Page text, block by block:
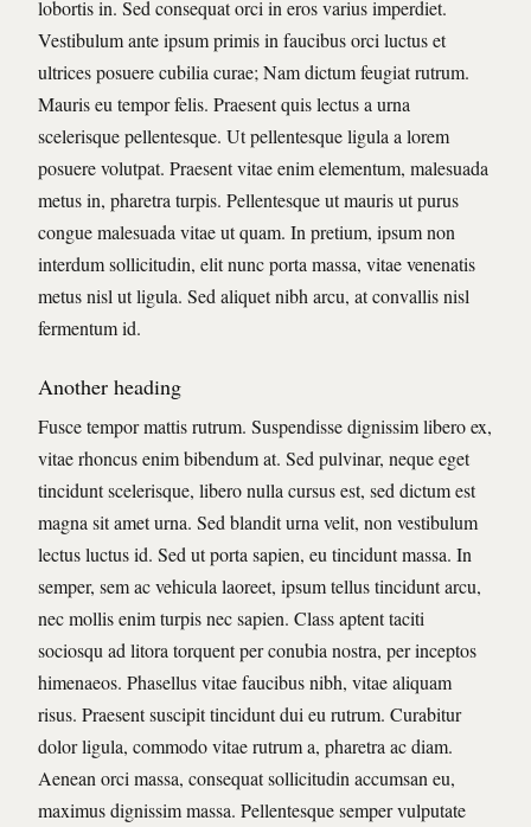
lobortis in. Sed consequat orci in eros varius imperdiet.
Vestibulum ante ipsum primis in faucibus orci luctus et
ultrices posuere cubilia curae; Nam dictum feugiat rutrum.
Mauris eu tempor felis. Praesent quis lectus a urna
scelerisque pellentesque. Ut pellentesque ligula a lorem
posuere volutpat. Praesent vitae enim elementum, malesuada
metus in, pharetra turpis. Pellentesque ut mauris ut purus
congue malesuada vitae ut quam. In pretium, ipsum non
interdum sollicitudin, elit nunc porta massa, vitae venenatis
metus nisl ut ligula. Sed aliquet nibh arcu, at convallis nisl
fermentum id.
Another heading
Fusce tempor mattis rutrum. Suspendisse dignissim libero ex,
vitae rhoncus enim bibendum at. Sed pulvinar, neque eget
tincidunt scelerisque, libero nulla cursus est, sed dictum est
magna sit amet urna. Sed blandit urna velit, non vestibulum
lectus luctus id. Sed ut porta sapien, eu tincidunt massa. In
semper, sem ac vehicula laoreet, ipsum tellus tincidunt arcu,
nec mollis enim turpis nec sapien. Class aptent taciti
sociosqu ad litora torquent per conubia nostra, per inceptos
himenaeos. Phasellus vitae faucibus nibh, vitae aliquam
risus. Praesent suscipit tincidunt dui eu rutrum. Curabitur
dolor ligula, commodo vitae rutrum a, pharetra ac diam.
Aenean orci massa, consequat sollicitudin accumsan eu,
maximus dignissim massa. Pellentesque semper vulputate